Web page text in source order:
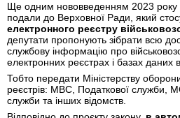
Ще одним нововведенням 2023 року
подали до Верховної Ради, який
електронного реєстру
депутати пропонують зібрати всю
службову інформацію про
електронних реєстрах і базах даних
Тобто передати Міністерству
реєстрів: МВС, Податкової служби,
служби та інших відомств.